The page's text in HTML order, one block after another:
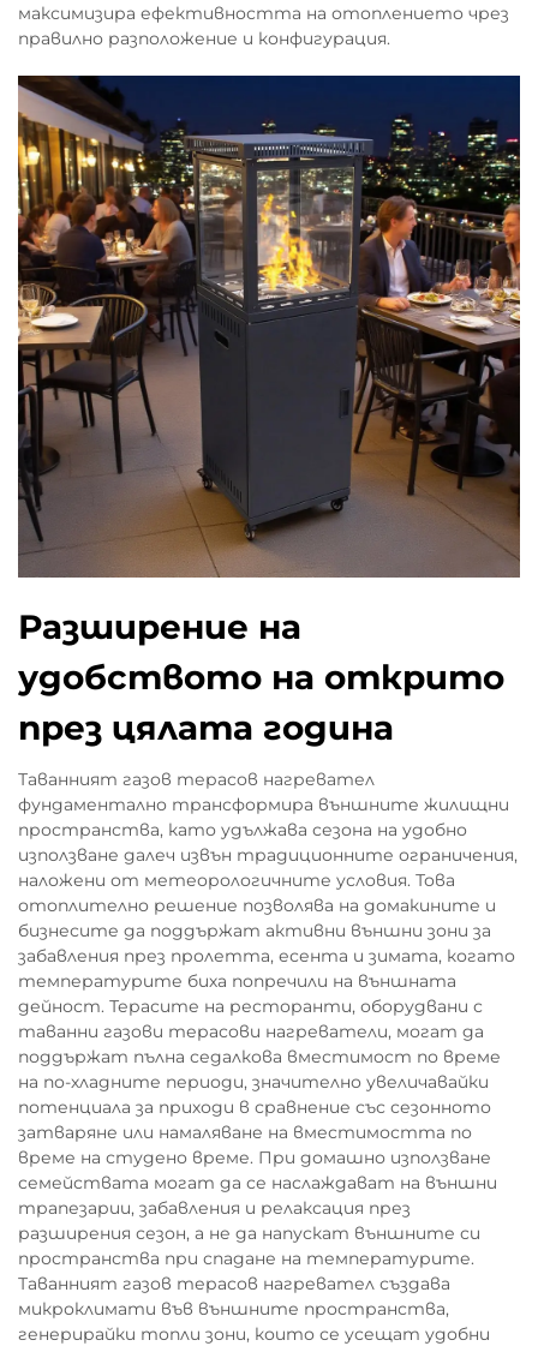
максимизира ефективността на отоплението чрез
правилно разположение и конфигурация.
Разширение на
удобството на открито
през цялата година
Таванният газов терасов нагревател
фундаментално трансформира външните жилищни
пространства, като удължава сезона на удобно
използване далеч извън традиционните ограничения,
наложени от метеорологичните условия. Това
отоплително решение позволява на домакините и
бизнесите да поддържат активни външни зони за
забавления през пролетта, есента и зимата, когато
температурите биха попречили на външната
дейност. Терасите на ресторанти, оборудвани с
таванни газови терасови нагреватели, могат да
поддържат пълна седалкова вместимост по време
на по-хладните периоди, значително увеличавайки
потенциала за приходи в сравнение със сезонното
затваряне или намаляване на вместимостта по
време на студено време. При домашно използване
семействата могат да се наслаждават на външни
трапезарии, забавления и релаксация през
разширения сезон, а не да напускат външните си
пространства при спадане на температурите.
Таванният газов терасов нагревател създава
микроклимати във външните пространства,
генерирайки топли зони, които се усещат удобни